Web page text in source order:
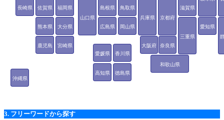
愛知県
三重県
滋賀県
京都府
大阪府
兵庫県
奈良県
和歌山県
鳥取県
島根県
岡山県
広島県
山口県
徳島県
香川県
愛媛県
高知県
福岡県
佐賀県
長崎県
熊本県 大分県
宮崎県
鹿児島
沖縄県
3. フリーワードから探す